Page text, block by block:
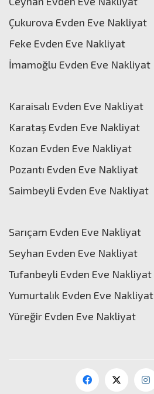
Çukurova Evden Eve Nakliyat
Feke Evden Eve Nakliyat
İmamoğlu Evden Eve Nakliyat
Karaisalı Evden Eve Nakliyat
Karataş Evden Eve Nakliyat
Kozan Evden Eve Nakliyat
Pozantı Evden Eve Nakliyat
Saimbeyli Evden Eve Nakliyat
Sarıçam Evden Eve Nakliyat
Seyhan Evden Eve Nakliyat
Tufanbeyli Evden Eve Nakliyat
Yumurtalık Evden Eve Nakliyat
Yüreğir Evden Eve Nakliyat